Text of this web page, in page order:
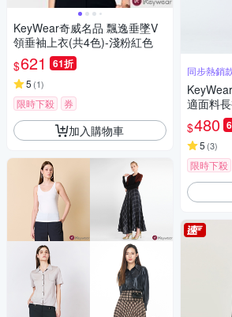
KeyWear奇威名品 飄逸垂墜V
領垂袖上衣(共4色)-淺粉紅色
$621 61折
5 (1)
限時下殺 券
加入購物車
同步熱銷
適面料
$480
5 (3)
限時下殺